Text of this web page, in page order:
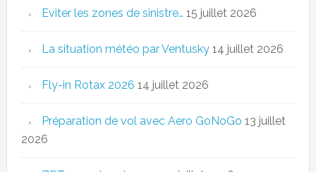
Eviter les zones de sinistre… 15 juillet 2026
La situation météo par Ventusky 14 juillet 2026
Fly-in Rotax 2026 14 juillet 2026
Préparation de vol avec Aero GoNoGo 13 juillet
2026